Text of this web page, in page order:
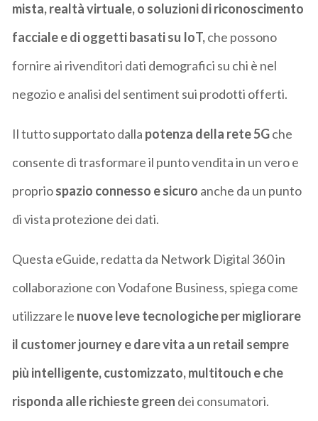
mista, realtà virtuale, o soluzioni di riconoscimento
facciale e di oggetti basati su IoT,che possono
fornire ai rivenditori dati demografici su chi è nel
negozio e analisi del sentiment sui prodotti offerti.
Il tutto supportato dalla potenza della rete 5Gche
consente di trasformare il punto vendita in un vero e
propriospazio connesso e sicuro anche da un punto
di vista protezione dei dati.
Questa eGuide, redatta da Network Digital 360 in
collaborazione con Vodafone Business, spiega come
utilizzare le nuove leve tecnologiche per migliorare
il customer journey e dare vita a un retail sempre
più intelligente, customizzato, multitouch e che
risponda alle richieste green dei consumatori.